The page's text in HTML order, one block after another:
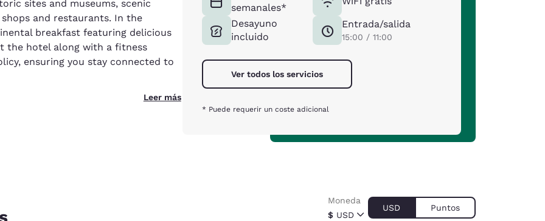
sites and museums, scenic
and restaurants. In the
breakfast featuring delicious
the hotel along with a fitness
ensuring you stay connected to
Leer más
semanales*
Desayuno
incluido
Entrada/salida
15:00 / 11:00
Ver todos los servicios
* Puede requerir un coste adicional
$ USD
Moneda
USD Puntos